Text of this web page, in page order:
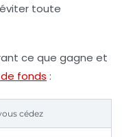
toute
ce que gagne et
fonds :
cédez